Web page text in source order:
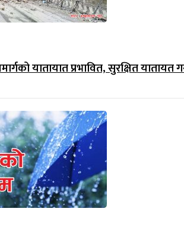
यातायात प्रभावित, सुरक्षित यातायत